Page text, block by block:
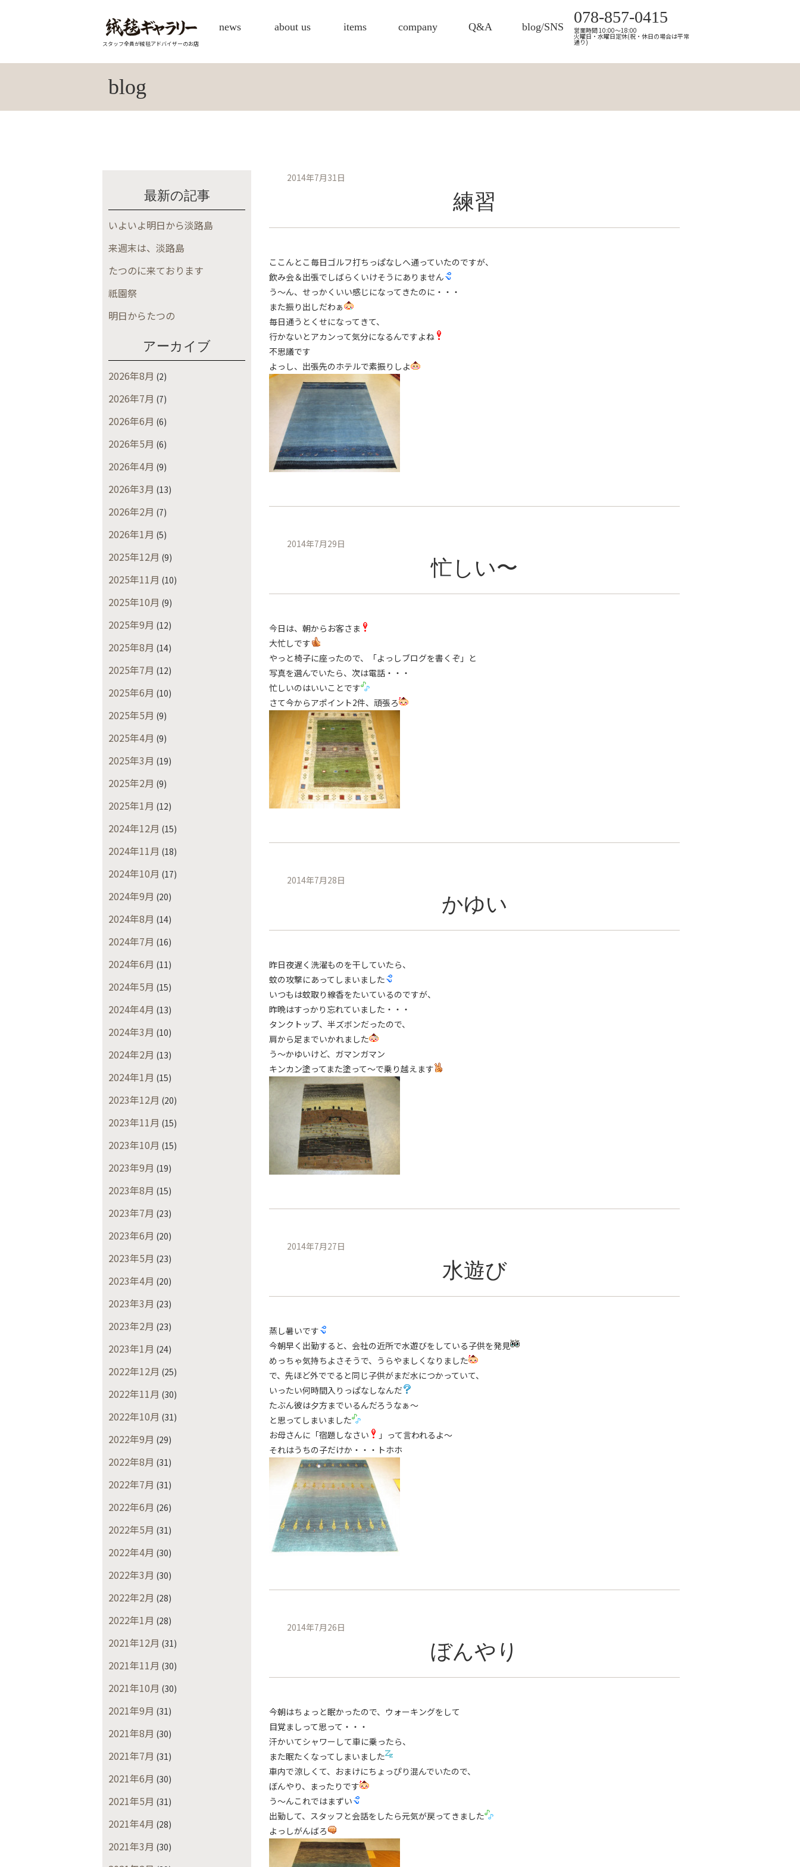
スタッフ全員が絨毯アドバイザーのお店
news about us items company Q&A blog/SNS
078-857-0415
営業時間 10:00～18:00
火曜日・水曜日定休(祝・休日の場合は平常
通り)
blog
最新の記事
いよいよ明日から淡路島
来週末は、淡路島
たつのに来ております
祇園祭
明日からたつの
アーカイブ
2026年8月 (2)
2026年7月 (7)
2026年6月 (6)
2026年5月 (6)
2026年4月 (9)
2026年3月 (13)
2026年2月 (7)
2026年1月 (5)
2025年12月 (9)
2025年11月 (10)
2025年10月 (9)
2025年9月 (12)
2025年8月 (14)
2025年7月 (12)
2025年6月 (10)
2025年5月 (9)
2025年4月 (9)
2025年3月 (19)
2025年2月 (9)
2025年1月 (12)
2024年12月 (15)
2024年11月 (18)
2024年10月 (17)
2024年9月 (20)
2024年8月 (14)
2024年7月 (16)
2024年6月 (11)
2024年5月 (15)
2024年4月 (13)
2024年3月 (10)
2024年2月 (13)
2024年1月 (15)
2023年12月 (20)
2023年11月 (15)
2023年10月 (15)
2023年9月 (19)
2023年8月 (15)
2023年7月 (23)
2023年6月 (20)
2023年5月 (23)
2023年4月 (20)
2023年3月 (23)
2023年2月 (23)
2023年1月 (24)
2022年12月 (25)
2022年11月 (30)
2022年10月 (31)
2022年9月 (29)
2022年8月 (31)
2022年7月 (31)
2022年6月 (26)
2022年5月 (31)
2022年4月 (30)
2022年3月 (30)
2022年2月 (28)
2022年1月 (28)
2021年12月 (31)
2021年11月 (30)
2021年10月 (30)
2021年9月 (31)
2021年8月 (30)
2021年7月 (31)
2021年6月 (30)
2021年5月 (31)
2021年4月 (28)
2021年3月 (30)
2014年7月31日
練習
ここんとこ毎日ゴルフ打ちっぱなしへ通っていたのですが、
飲み会＆出張でしばらくいけそうにありません
う〜ん、せっかくいい感じになってきたのに・・・
また振り出しだわぁ
毎日通うとくせになってきて、
行かないとアカンって気分になるんですよね
不思議です
よっし、出張先のホテルで素振りしよ
2014年7月29日
忙しい〜
今日は、朝からお客さま
大忙しです
やっと椅子に座ったので、「よっしブログを書くぞ」と
写真を選んでいたら、次は電話・・・
忙しいのはいいことです
さて今からアポイント2件、頑張ろ
2014年7月28日
かゆい
昨日夜遅く洗濯ものを干していたら、
蚊の攻撃にあってしまいました
いつもは蚊取り線香をたいているのですが、
昨晩はすっかり忘れていました・・・
タンクトップ、半ズボンだったので、
肩から足までいかれました
う〜かゆいけど、ガマンガマン
キンカン塗ってまた塗って〜で乗り越えます
2014年7月27日
水遊び
蒸し暑いです
今朝早く出勤すると、会社の近所で水遊びをしている子供を発見
めっちゃ気持ちよさそうで、うらやましくなりました
で、先ほど外ででると同じ子供がまだ水につかっていて、
いったい何時間入りっぱなしなんだ
たぶん彼は夕方までいるんだろうなぁ〜
と思ってしまいました
お母さんに「宿題しなさい
」って言われるよ〜
それはうちの子だけか・・・トホホ
2014年7月26日
ぼんやり
今朝はちょっと眠かったので、ウォーキングをして
目覚ましって思って・・・
汗かいてシャワーして車に乗ったら、
また眠たくなってしまいました
車内で涼しくて、おまけにちょっぴり混んでいたので、
ぼんやり、まったりです
う〜んこれではまずい
出勤して、スタッフと会話をしたら元気が戻ってきました
よっしがんばろ